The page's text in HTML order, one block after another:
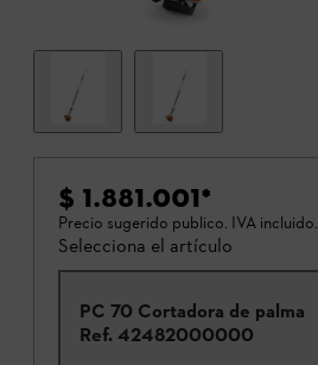
$ 1.881.001*
Precio sugerido publico. IVA incluido.
Selecciona el artículo
PC 70 Cortadora de palma
Ref. 42482000000